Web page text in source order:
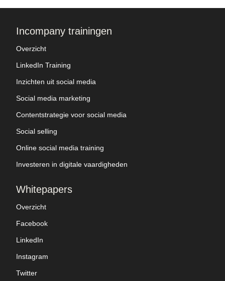
Incompany trainingen
Overzicht
LinkedIn Training
Inzichten uit social media
Social media marketing
Contentstrategie voor social media
Social selling
Online social media training
Investeren in digitale vaardigheden
Whitepapers
Overzicht
Facebook
LinkedIn
Instagram
Twitter